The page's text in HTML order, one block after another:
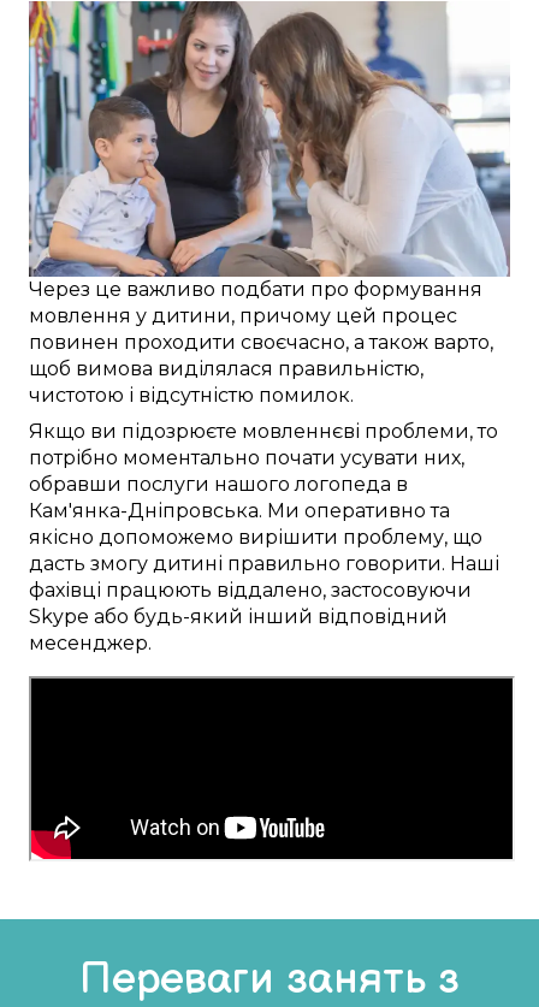
Через це важливо подбати про формування
мовлення у дитини, причому цей процес
повинен проходити своєчасно, а також варто,
щоб вимова виділялася правильністю,
чистотою і відсутністю помилок.
Якщо ви підозрюєте мовленнєві проблеми, то
потрібно моментально почати усувати них,
обравши послуги нашого логопеда в
Кам'янка-Дніпровська. Ми оперативно та
якісно допоможемо вирішити проблему, що
дасть змогу дитині правильно говорити. Наші
фахівці працюють віддалено, застосовуючи
Skype або будь-який інший відповідний
месенджер.
Переваги занять з